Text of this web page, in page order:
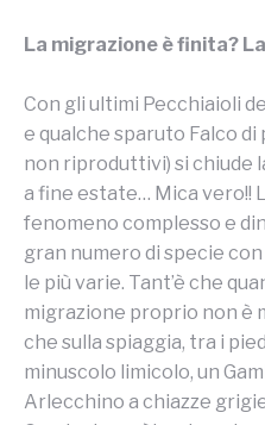
La migrazione è finita?
Con gli ultimi Pecchiaioli
e qualche sparuto Falco
non riproduttivi) si chiude
a fine estate… Mica vero!!
fenomeno complesso e
gran numero di specie
le più varie. Tant’è che
migrazione proprio non è
che sulla spiaggia, tra i
minuscolo limicolo, un
Arlecchino a chiazze